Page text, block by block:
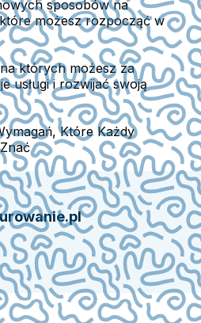
sposobów na
możesz rozpocząć w
których możesz za
usługi i rozwijać swoją
Które Każdy